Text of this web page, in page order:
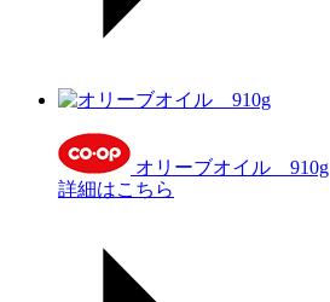
オリーブオイル 910g
詳細はこちら